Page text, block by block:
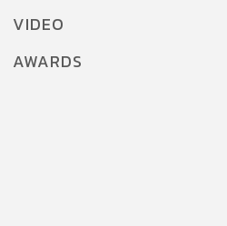
VIDEO
AWARDS